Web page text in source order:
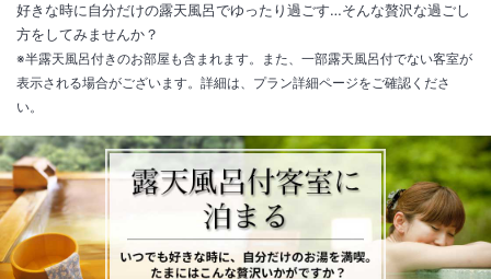
好きな時に自分だけの露天風呂でゆったり過ごす…そんな贅沢な過ごし
方をしてみませんか？
※半露天風呂付きのお部屋も含まれます。また、一部露天風呂付でない客室が
表示される場合がございます。詳細は、プラン詳細ページをご確認くださ
い。